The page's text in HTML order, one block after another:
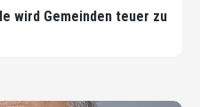
wird Gemeinden teuer zu